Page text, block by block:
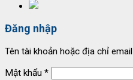
Đăng nhập
Tên tài khoản hoặc địa chỉ email
Mật khẩu *